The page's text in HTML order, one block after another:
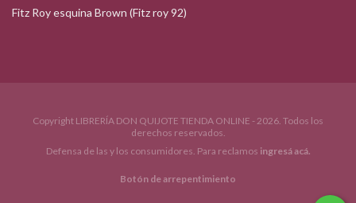
Fitz Roy esquina Brown (Fitz roy 92)
Copyright LIBRERÍA DON QUIJOTE TIENDA ONLINE - 2026. Todos los
derechos reservados.
Defensa de las y los consumidores. Para reclamos ingresá acá.
Botón de arrepentimiento